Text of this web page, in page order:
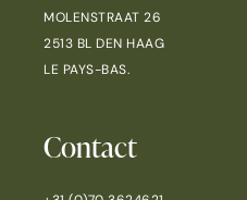
MOLENSTRAAT 26
2513 BL DEN HAAG
LE PAYS-BAS.
Contact